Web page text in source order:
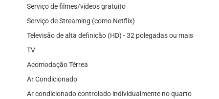
Serviço de filmes/vídeos gratuito
Serviço de Streaming (como Netflix)
Televisão de alta definição (HD) - 32 polegadas ou mais
TV
Acomodação Térrea
Ar Condicionado
Ar condicionado controlado individualmente no quarto